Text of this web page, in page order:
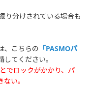
り分けされている場合も
、こちらの 「PASMOパ
してください。
でロックがかかり、パ
い。